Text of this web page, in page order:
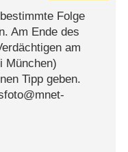
Folge
Am Ende des
am
München)
Tipp geben.